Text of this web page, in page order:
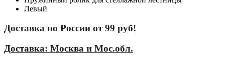
Левый
Доставка по России от 99 руб!
Доставка: Москва и Мос.обл.